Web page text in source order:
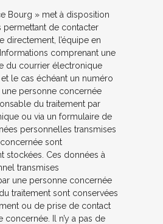
Bourg » met à disposition
permettant de contacter
directement, l’équipe en
comprenant une
du courrier électronique
le cas échéant un numéro
personne concernée
du traitement par
ou via un formulaire de
personnelles transmises
sont
stockées. Ces données à
transmises
une personne concernée
traitement sont conservées
ou de prise de contact
concernée. Il n’y a pas de